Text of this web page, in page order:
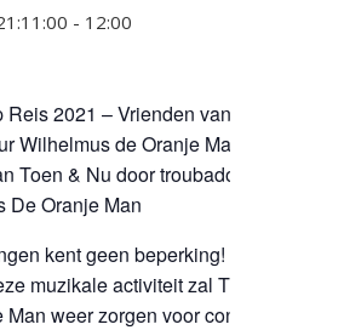
- 12:00
Reis 2021 – Vrienden van Zuidwester
Wilhelmus de Oranje Man
Toen & Nu door troubadour –
De Oranje Man
kent geen beperking!
muzikale activiteit zal Troubadour
Man weer zorgen voor contact en